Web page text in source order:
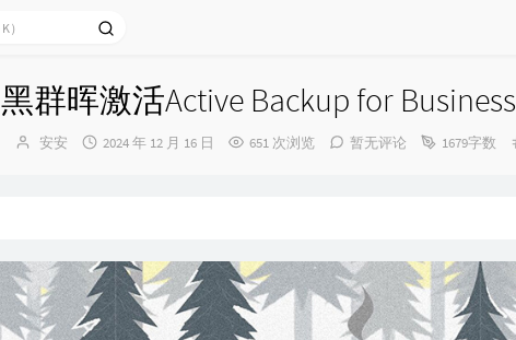
黑群晖激活Active Backup for Business
博
安安
发
2024 年 12 月 16 日 651 次浏览 暂无评论 1679字数